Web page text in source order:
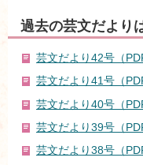
過去の芸文だより
芸文だより42号（
芸文だより41号（
芸文だより40号（
芸文だより39号（
芸文だより38号（